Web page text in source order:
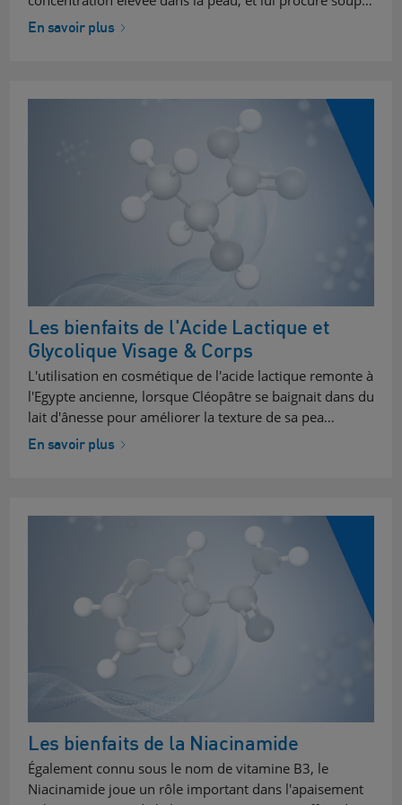
En savoir plus
Les bienfaits de l'Acide Lactique et
Glycolique Visage & Corps
L'utilisation en cosmétique de l'acide lactique remonte à
l'Egypte ancienne, lorsque Cléopâtre se baignait dans du
lait d'ânesse pour améliorer la texture de sa pea…
En savoir plus
Les bienfaits de la Niacinamide
Également connu sous le nom de vitamine B3, le
Niacinamide joue un rôle important dans l'apaisement